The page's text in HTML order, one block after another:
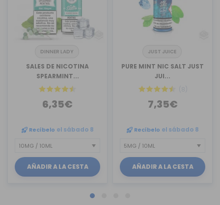
DINNER LADY
SALES DE NICOTINA
SPEARMINT...
6,35€
Recíbelo el sábado 8
AÑADIR A LA CESTA
JUST JUICE
PURE MINT NIC SALT JUST
JUI...
(8)
7,35€
Recíbelo el sábado 8
AÑADIR A LA CESTA